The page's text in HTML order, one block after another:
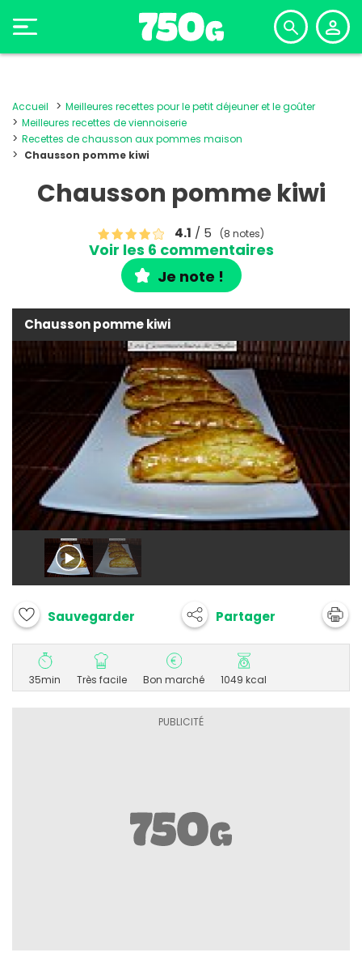
Accueil
Meilleures recettes pour le petit déjeuner et le goûter
Meilleures recettes de viennoiserie
Recettes de chausson aux pommes maison
Chausson pomme kiwi
Chausson pomme kiwi
4.1 / 5 (8 notes)
Voir les 6 commentaires
Je note !
Chausson pomme kiwi
Sauvegarder Partager
35min Très facile Bon marché 1049 kcal